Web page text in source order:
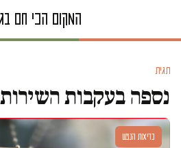
תגית
נספה בעקבות השירות
בריאות הנפש